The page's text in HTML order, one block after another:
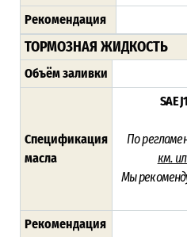
Рекомендация
ТОРМОЗНАЯ ЖИДКОСТЬ
Объём заливки
Спецификация
масла
SAE
По
км.
Мы
Рекомендация